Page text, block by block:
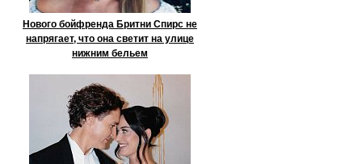
Нового бойфренда Бритни Спирс не
напрягает, что она светит на улице
нижним бельем